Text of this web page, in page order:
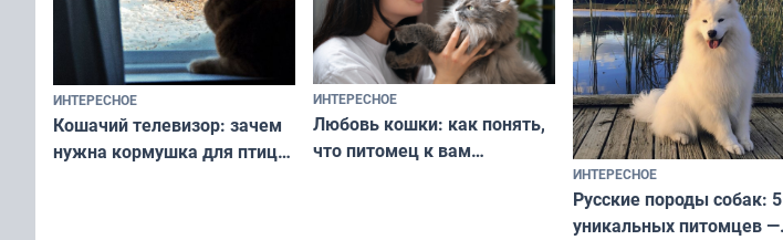
ИНТЕРЕСНОЕ
Кошачий телевизор: зачем
нужна кормушка для птиц
ИНТЕРЕСНОЕ
Любовь кошки: как понять,
что питомец к вам
ИНТЕРЕСНОЕ
Русские породы собак: 5
уникальных питомцев —